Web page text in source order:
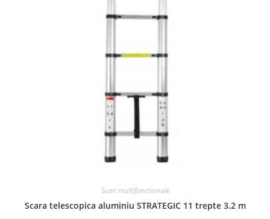
Scari multifunctionale
Scara telescopica aluminiu STRATEGIC 11 trepte 3.2 m